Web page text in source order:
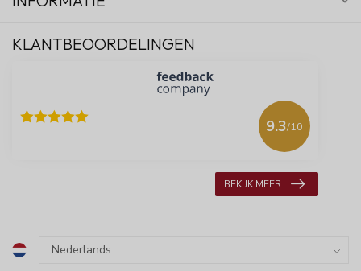
KLANTBEOORDELINGEN
9.3/10
BEKIJK MEER